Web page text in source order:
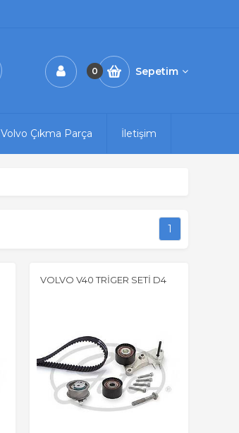
0 Sepetim
Volvo Çıkma Parça İletişim
1
VOLVO V40 TRİGER SETİ D4